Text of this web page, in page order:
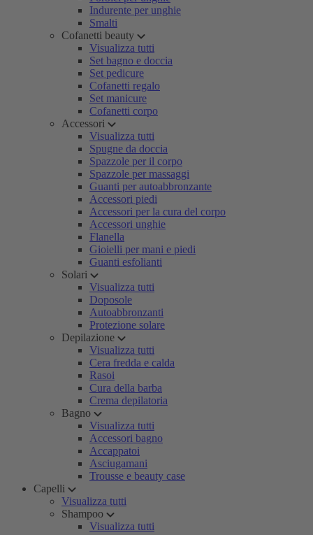
Indurente per unghie
Smalti
Cofanetti beauty
Visualizza tutti
Set bagno e doccia
Set pedicure
Cofanetti regalo
Set manicure
Cofanetti corpo
Accessori
Visualizza tutti
Spugne da doccia
Spazzole per il corpo
Spazzole per massaggi
Guanti per autoabbronzante
Accessori piedi
Accessori per la cura del corpo
Accessori unghie
Flanella
Gioielli per mani e piedi
Guanti esfolianti
Solari
Visualizza tutti
Doposole
Autoabbronzanti
Protezione solare
Depilazione
Visualizza tutti
Cera fredda e calda
Rasoi
Cura della barba
Crema depilatoria
Bagno
Visualizza tutti
Accessori bagno
Accappatoi
Asciugamani
Trousse e beauty case
Capelli
Visualizza tutti
Shampoo
Visualizza tutti